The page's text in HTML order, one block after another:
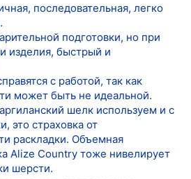
последовательная, легко
подготовки, но при
изделия, быстрый и
с работой, так как
может быть не идеальной.
шелк используем и с
это страховка от
раскладки. Объемная
Alize Country тоже нивелирует
шерсти.